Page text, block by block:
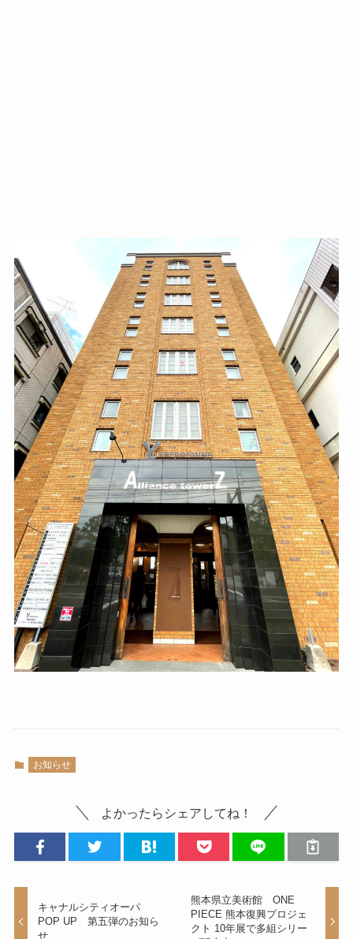
お知らせ
よかったらシェアしてね！
キャナルシティオーパ
POP UP 第五弾のお知ら
せ
熊本県立美術館 ONE
PIECE 熊本復興プロジェ
クト 10年展で多組シリー